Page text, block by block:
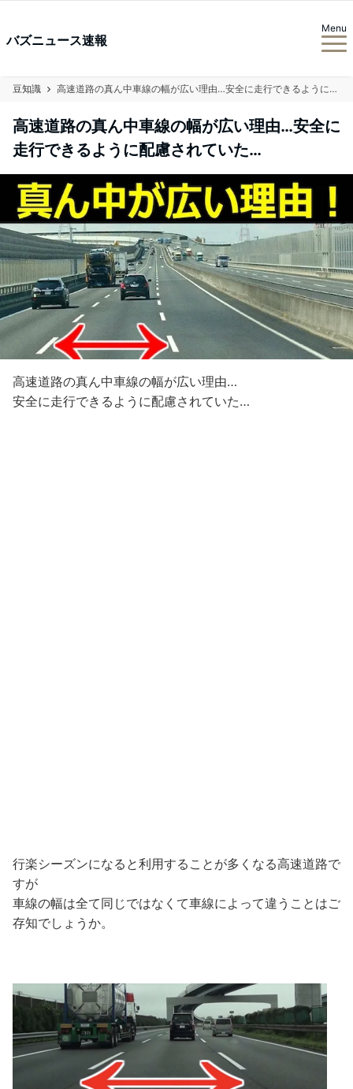
バズニュース速報
Menu
豆知識 高速道路の真ん中車線の幅が広い理由…安全に走行できるように配慮されていた…
高速道路の真ん中車線の幅が広い理由…安全に
走行できるように配慮されていた…
高速道路の真ん中車線の幅が広い理由…
安全に走行できるように配慮されていた…
行楽シーズンになると利用することが多くなる高速道路で
すが
車線の幅は全て同じではなくて車線によって違うことはご
存知でしょうか。